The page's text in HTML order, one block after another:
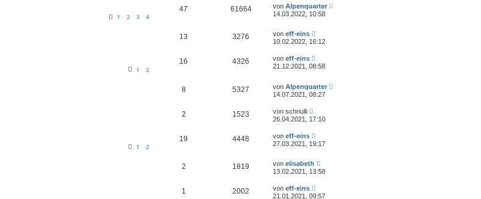
1 2 3 4
47 61664 von Alpenquarter
14.03.2022, 10:58
13 3276 von eff-eins
10.02.2022, 16:12
1 2
16 4326 von eff-eins
21.12.2021, 08:58
8 5327 von Alpenquarter
14.07.2021, 08:27
2 1523 von schnulli
26.04.2021, 17:10
1 2
19 4448 von eff-eins
27.03.2021, 19:17
2 1819 von elisabeth
13.02.2021, 13:58
1 2002 von eff-eins
21.01.2021, 09:57